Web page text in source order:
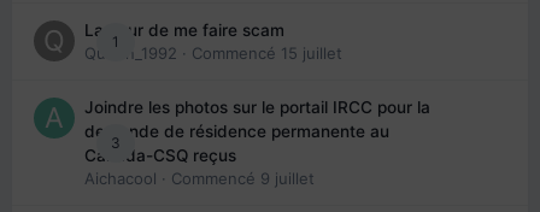
1
La peur de me faire scam
Queen_1992 · Commencé 15 juillet
3
Joindre les photos sur le portail IRCC pour la
demande de résidence permanente au
Canada-CSQ reçus
Aichacool · Commencé 9 juillet